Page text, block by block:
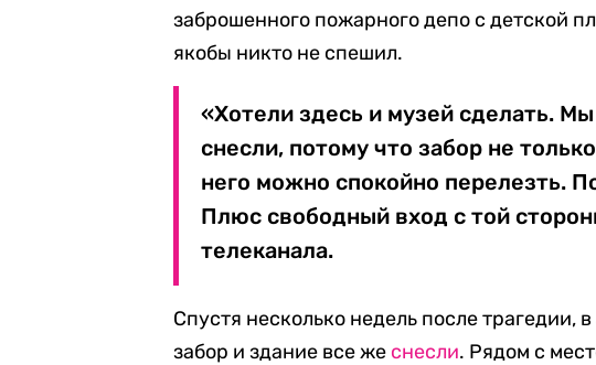
заброшенного пожарного депо с детской
якобы никто не спешил.
«Хотели здесь и музей сделать.
снесли, потому что забор не
него можно спокойно перелезть.
Плюс свободный вход с той
телеканала.
Спустя несколько недель после трагедии,
забор и здание все же снесли. Рядом с